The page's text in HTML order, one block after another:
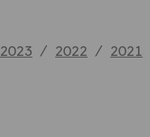
2023 / 2022 / 2021